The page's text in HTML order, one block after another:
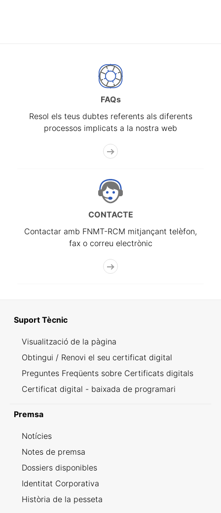
FAQs
Resol els teus dubtes referents als diferents
processos implicats a la nostra web
CONTACTE
Contactar amb FNMT-RCM mitjançant telèfon,
fax o correu electrònic
Suport Tècnic
Visualització de la pàgina
Obtingui / Renovi el seu certificat digital
Preguntes Freqüents sobre Certificats digitals
Certificat digital - baixada de programari
Premsa
Notícies
Notes de premsa
Dossiers disponibles
Identitat Corporativa
Història de la pesseta